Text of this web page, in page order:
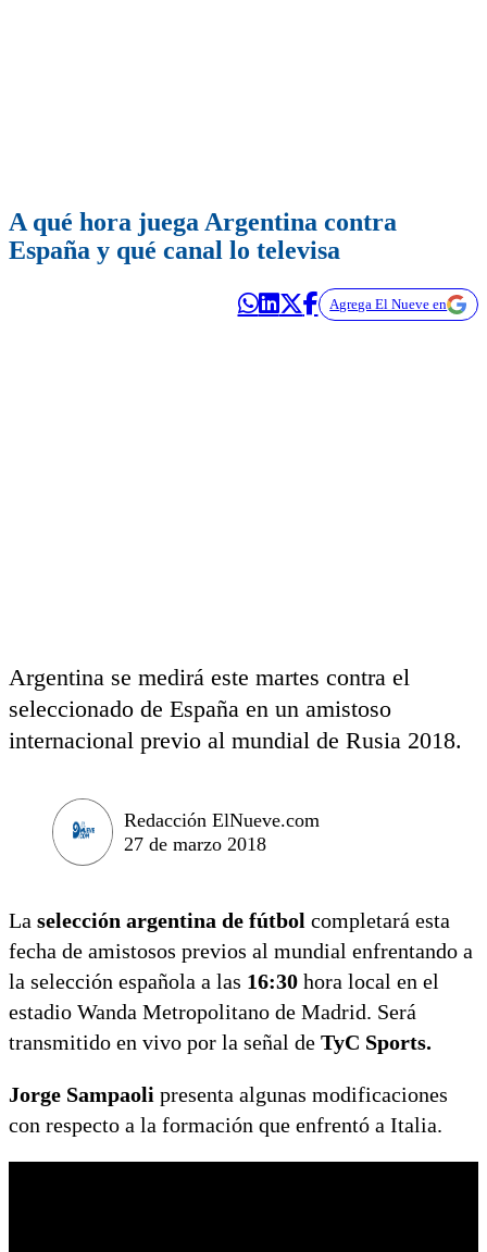
A qué hora juega Argentina contra
España y qué canal lo televisa
Agrega El Nueve en
Argentina se medirá este martes contra el
seleccionado de España en un amistoso
internacional previo al mundial de Rusia 2018.
Redacción ElNueve.com
27 de marzo 2018
La selección argentina de fútbol completará esta
fecha de amistosos previos al mundial enfrentando a
la selección española a las 16:30 hora local en el
estadio Wanda Metropolitano de Madrid. Será
transmitido en vivo por la señal de TyC Sports.
Jorge Sampaoli presenta algunas modificaciones
con respecto a la formación que enfrentó a Italia.